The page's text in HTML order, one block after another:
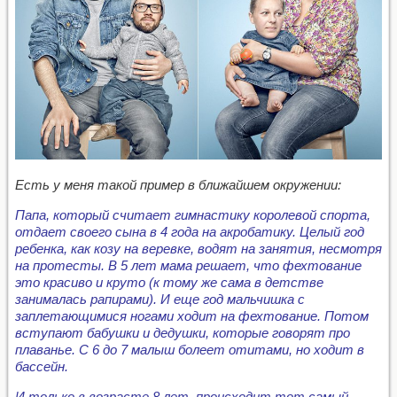
Есть у меня такой пример в ближайшем окружении:
Папа, который считает гимнастику королевой спорта,
отдает своего сына в 4 года на акробатику. Целый год
ребенка, как козу на веревке, водят на занятия, несмотря
на протесты. В 5 лет мама решает, что фехтование
это красиво и круто (к тому же сама в детстве
занималась рапирами). И еще год мальчишка с
заплетающимися ногами ходит на фехтование. Потом
вступают бабушки и дедушки, которые говорят про
плаванье. С 6 до 7 малыш болеет отитами, но ходит в
бассейн.